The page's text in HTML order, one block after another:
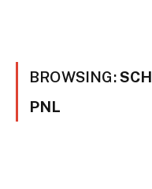
BROWSING:
PNL